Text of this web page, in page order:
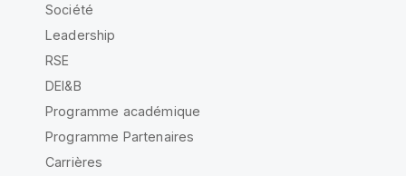
Société
Leadership
RSE
DEI&B
Programme académique
Programme Partenaires
Carrières